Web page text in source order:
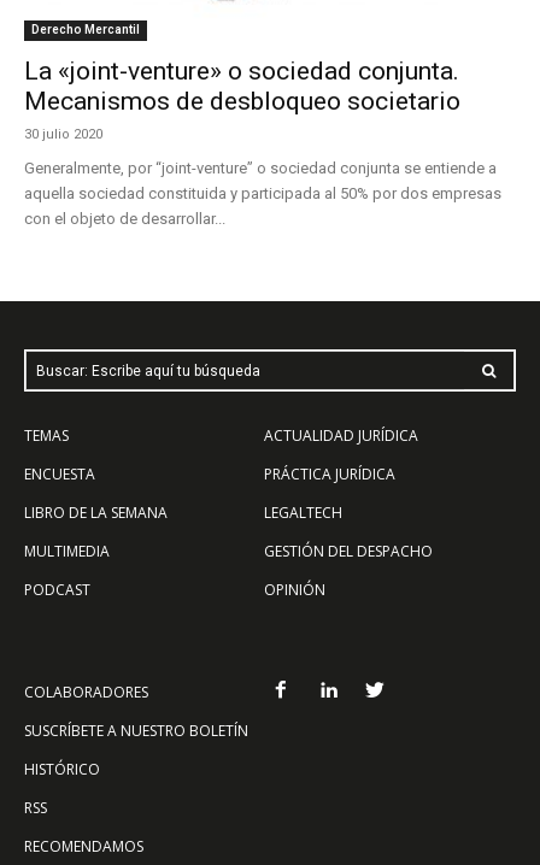
Derecho Mercantil
La «joint-venture» o sociedad conjunta.
Mecanismos de desbloqueo societario
30 julio 2020
Generalmente, por “joint-venture” o sociedad conjunta se entiende a
aquella sociedad constituida y participada al 50% por dos empresas
con el objeto de desarrollar...
Buscar: Escribe aquí tu búsqueda
TEMAS
ENCUESTA
LIBRO DE LA SEMANA
MULTIMEDIA
PODCAST
ACTUALIDAD JURÍDICA
PRÁCTICA JURÍDICA
LEGALTECH
GESTIÓN DEL DESPACHO
OPINIÓN
COLABORADORES
SUSCRÍBETE A NUESTRO BOLETÍN
HISTÓRICO
RSS
RECOMENDAMOS